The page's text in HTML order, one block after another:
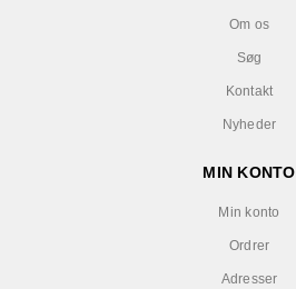
Om os
Søg
Kontakt
Nyheder
MIN KONTO
Min konto
Ordrer
Adresser